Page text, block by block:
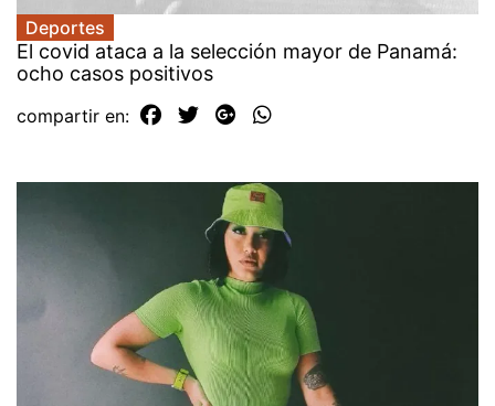
Deportes
El covid ataca a la selección mayor de Panamá:
ocho casos positivos
compartir en: